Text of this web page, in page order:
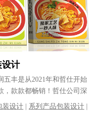
设计
五丰是从2021年和哲仕开始
，款款都畅销！哲仕公司深
装设计 系列产品包装设计